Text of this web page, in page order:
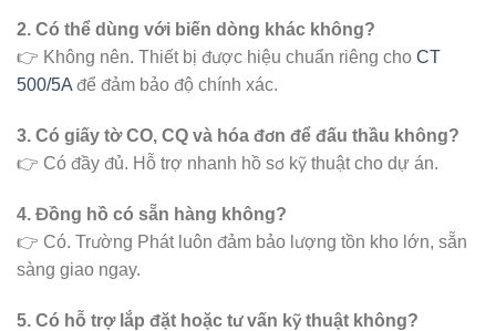
2. Có thể dùng với biến dòng khác không?
👉 Không nên. Thiết bị được hiệu chuẩn riêng cho CT
500/5A để đảm bảo độ chính xác.
3. Có giấy tờ CO, CQ và hóa đơn để đấu thầu không?
👉 Có đầy đủ. Hỗ trợ nhanh hồ sơ kỹ thuật cho dự án.
4. Đồng hồ có sẵn hàng không?
👉 Có. Trường Phát luôn đảm bảo lượng tồn kho lớn, sẵn
sàng giao ngay.
5. Có hỗ trợ lắp đặt hoặc tư vấn kỹ thuật không?